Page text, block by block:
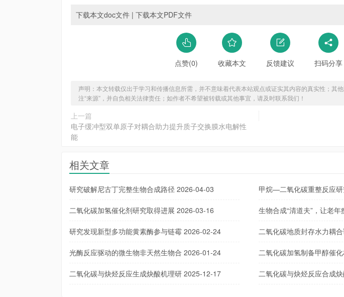
下载本文doc文件 | 下载本文PDF文件
点赞(0) 收藏本文 反馈建议 扫码分享
声明：本文转载仅出于学习和传播信息所需，并不意味着代表本站观点或证实其内容的真实性；其
注“来源”，并自负相关法律责任；如作者不希望被转载或其他事宜，请及时联系我们！
上一篇
电子缓冲型双单原子对耦合助力提升质子交换膜水电解性
能
相关文章
研究破解尼古丁完整生物合成路径 2026-04-03 甲烷—二氧化碳重整反应
二氧化碳加氢催化剂研究取得进展 2026-03-16 生物合成“清道夫”，让老年
研究发现新型多功能黄素酶参与链霉 2026-02-24 二氧化碳地质封存水力耦
光酶反应驱动的微生物非天然生物合 2026-01-24 二氧化碳加氢制备甲醇催
二氧化碳与炔烃反应生成炔酸机理研 2025-12-17 二氧化碳与炔烃反应合成